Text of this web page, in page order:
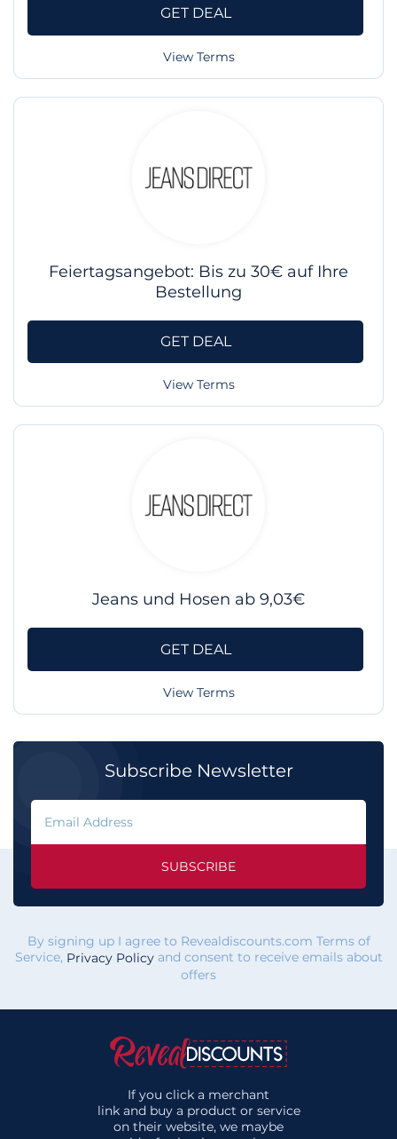
GET DEAL
View Terms
Feiertagsangebot: Bis zu 30€ auf Ihre
Bestellung
GET DEAL
View Terms
Jeans und Hosen ab 9,03€
GET DEAL
View Terms
Subscribe Newsletter
SUBSCRIBE
By signing up I agree to Revealdiscounts.com Terms of
Service, Privacy Policyand consent to receive emails about
offers
If you click a merchant
link and buy a product or service
on their website, we maybe